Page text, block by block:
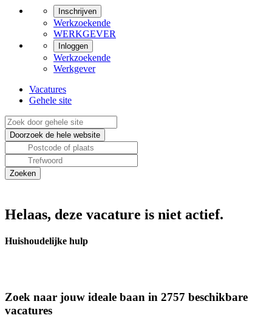
Inschrijven
Werkzoekende
WERKGEVER
Inloggen
Werkzoekende
Werkgever
Vacatures
Gehele site
Helaas, deze vacature is niet actief.
Huishoudelijke hulp
Zoek naar jouw ideale baan in 2757 beschikbare
vacatures